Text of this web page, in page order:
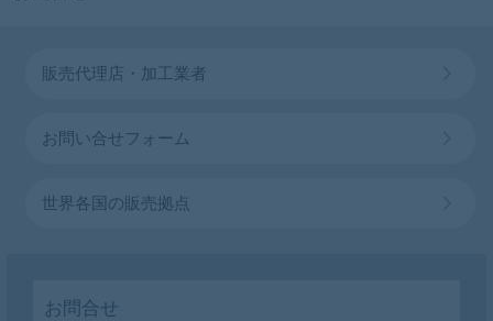
販売代理店・加工業者
お問い合せフォーム
世界各国の販売拠点
お問合せ